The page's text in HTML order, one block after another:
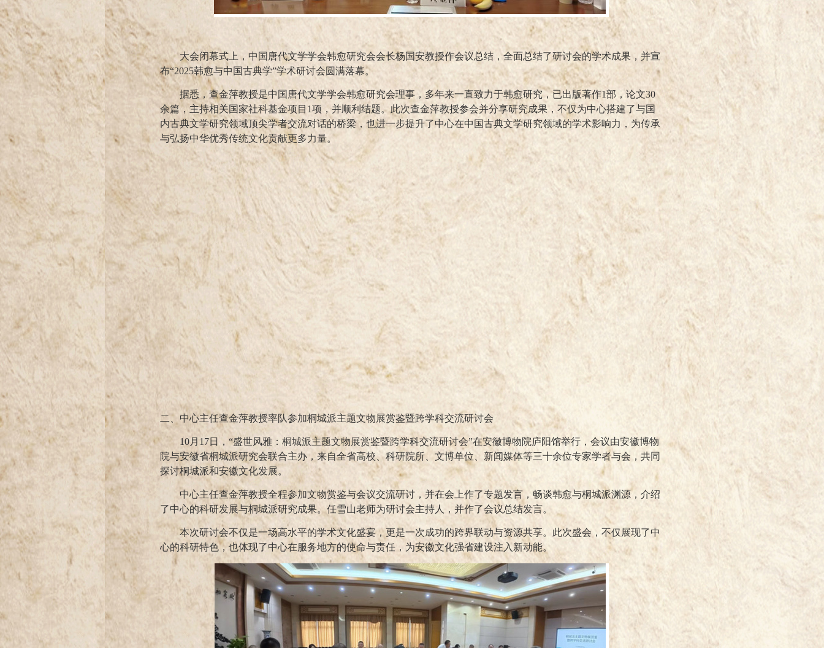
大会闭幕式上，中国唐代文学学会韩愈研究会会长杨国安教授作会议总结，全面总结了研讨会的学术成果，并宣
布“2025韩愈与中国古典学”学术研讨会圆满落幕。
据悉，查金萍教授是中国唐代文学学会韩愈研究会理事，多年来一直致力于韩愈研究，已出版著作1部，论文30
余篇，主持相关国家社科基金项目 1项，并顺利结题。此次查金萍教授参会并分享研究成果，不仅为中心搭建了与国
内古典文学研究领域顶尖学者交流对话的桥梁，也进一步提升了中心在中国古典文学研究领域的学术影响力，为传承
与弘扬中华优秀传统文化贡献更多力量。
二、中心主任查金萍教授率队参加桐城派主题文物展赏鉴暨跨学科交流研讨会
10月 17日，“盛世风雅：桐城派主题文物展赏鉴暨跨学科交流研讨会”在安徽博物院庐阳馆举行，会议由安徽博物
院与安徽省桐城派研究会联合主办，来自全省高校、科研院所、文博单位、新闻媒体等三十余位专家学者与会，共同
探讨桐城派和安徽文化发展。
中心主任查金萍教授全程参加文物赏鉴与会议交流研讨，并在会上作了专题发言，畅谈韩愈与桐城派渊源，介绍
了中心的科研发展与桐城派研究成果。任雪山老师为研讨会主持人，并作了会议总结发言。
本次研讨会不仅是一场高水平的学术文化盛宴，更是一次成功的跨界联动与资源共享。此次盛会，不仅展现了中
心的科研特色，也体现了中心在服务地方的使命与责任，为安徽文化强省建设注入新动能。